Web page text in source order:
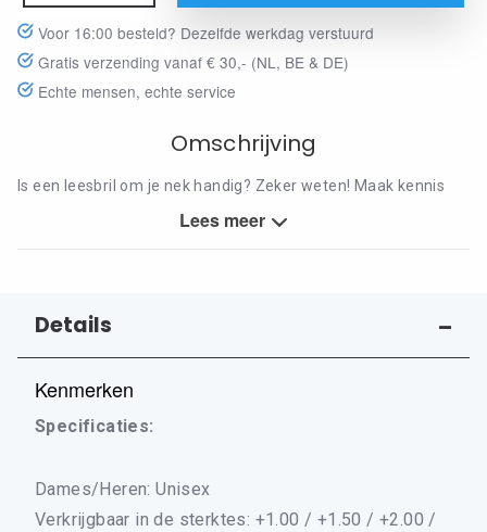
Voor 16:00 besteld? Dezelfde werkdag verstuurd
Gratis verzending vanaf € 30,- (NL, BE & DE)
Echte mensen, echte service
Omschrijving
Is een leesbril om je nek handig? Zeker weten! Maak kennis
magneet aan de voorzijde van de bril, altijd bij je kunt dragen
Zie "Details" voor meer informatie
Lees meer
Details
Kenmerken
Specificaties:
Dames/Heren: Unisex
Verkrijgbaar in de sterktes: +1.00 / +1.50 / +2.00 /